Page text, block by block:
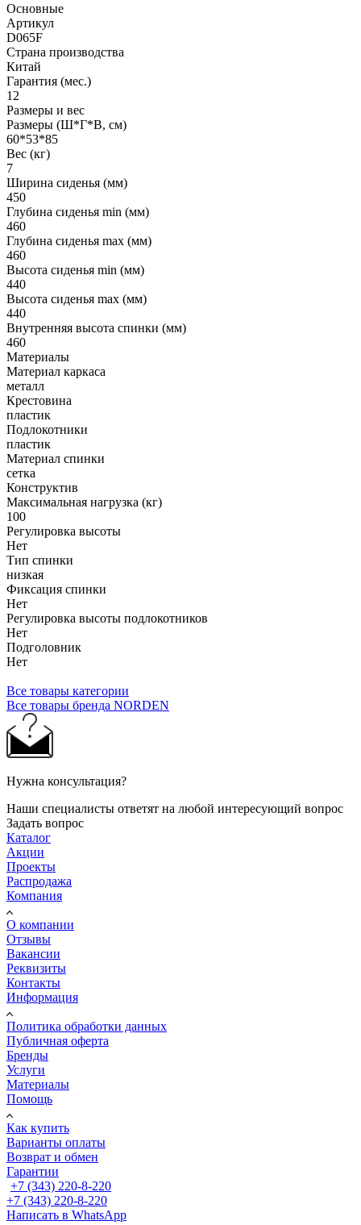
Основные
Артикул
D065F
Страна производства
Китай
Гарантия (мес.)
12
Размеры и вес
Размеры (Ш*Г*В, см)
60*53*85
Вес (кг)
7
Ширина сиденья (мм)
450
Глубина сиденья min (мм)
460
Глубина сиденья max (мм)
460
Высота сиденья min (мм)
440
Высота сиденья max (мм)
440
Внутренняя высота спинки (мм)
460
Материалы
Материал каркаса
металл
Крестовина
пластик
Подлокотники
пластик
Материал спинки
сетка
Конструктив
Максимальная нагрузка (кг)
100
Регулировка высоты
Нет
Тип спинки
низкая
Фиксация спинки
Нет
Регулировка высоты подлокотников
Нет
Подголовник
Нет
Все товары категории
Все товары бренда NORDEN
Нужна консультация?
Наши специалисты ответят на любой интересующий вопрос
Задать вопрос
Каталог
Акции
Проекты
Распродажа
Компания
О компании
Отзывы
Вакансии
Реквизиты
Контакты
Информация
Политика обработки данных
Публичная оферта
Бренды
Услуги
Материалы
Помощь
Как купить
Варианты оплаты
Возврат и обмен
Гарантии
+7 (343) 220-8-220
+7 (343) 220-8-220
Написать в WhatsApp